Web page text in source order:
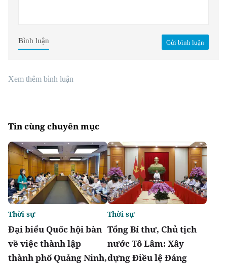
Gửi bình luận
Bình luận
Xem thêm bình luận
Tin cùng chuyên mục
Đại biểu Quốc hội bàn
về việc thành lập
thành phố Quảng Ninh,
Thời sự
Tổng Bí thư, Chủ tịch
nước Tô Lâm: Xây
dựng Điều lệ Đảng
Thời sự